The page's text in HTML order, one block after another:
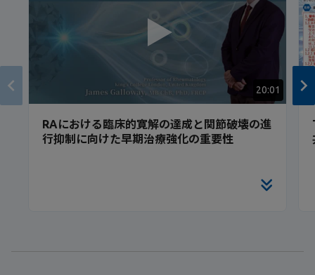
20:01
RAにおける臨床的寛解の達成と関節破壊の進
行抑制に向けた早期治療強化の重要性